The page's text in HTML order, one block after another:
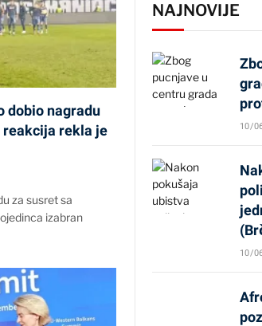
dobio nagradu
reakcija rekla je
za susret sa
izabran
NAJNOVIJE
10/
10/